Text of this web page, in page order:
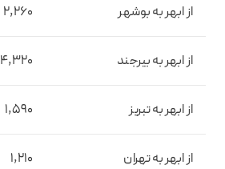
از ابهر به بوشهر 2,260
از ابهر به بیرجند 4,320
از ابهر به تبریز 1,590
از ابهر به تهران 1,210